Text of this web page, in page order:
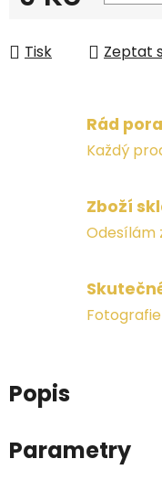
Tisk Zeptat
Rád
Každý
Zboží
Odesílám
Popis
Parametry